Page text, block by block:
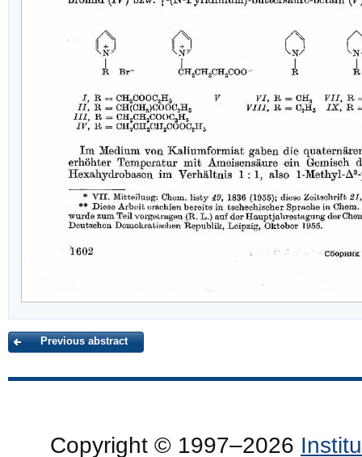
Previous abstract
Copyright © 1997–2026